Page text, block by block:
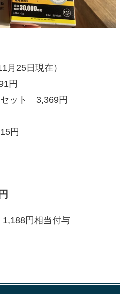
月25日現在）
円
セット 3,369円
円
円相当付与